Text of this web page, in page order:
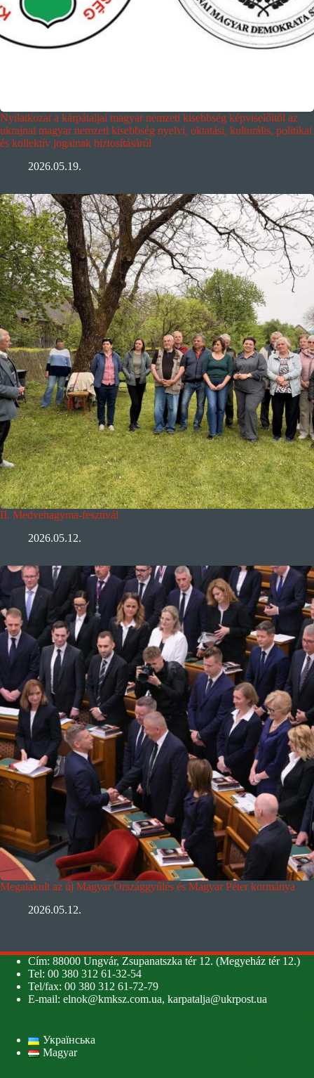
Nyilatkozat a kárpátaljai magyar nemzeti kisebbség képviselőitől az
ukrajnai magyar nemzeti kisebbség nyelvi, oktatási, kulturális, politikai
és kollektív jogainak biztosításáról
2026.05.19.
II. Medvehagyma-fesztivál
2026.05.12.
Megalakult az új Magyar Országgyűlés és Magyar Péter kormánya
2026.05.12.
Cím: 88000 Ungvár, Zsupanatszka tér 12. (Megyeház tér 12.)
Tel: 00 380 312 61-32-54
Tel/fax: 00 380 312 61-72-79
E-mail: elnok@kmksz.com.ua, karpatalja@ukrpost.ua
Українська
Magyar